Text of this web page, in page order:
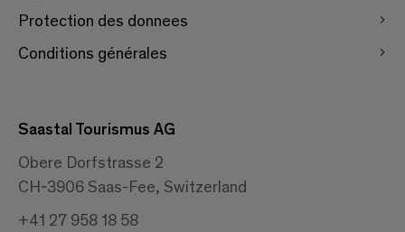
Protection des donnees
Conditions générales
Saastal Tourismus AG
Obere Dorfstrasse 2
CH-3906 Saas-Fee, Switzerland
+41 27 958 18 58